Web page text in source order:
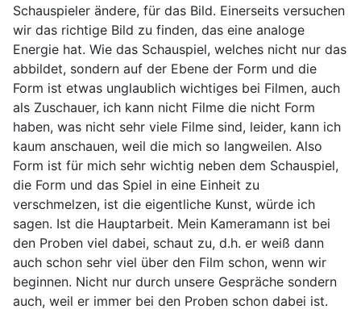
Schauspieler ändere, für das Bild. Einerseits versuchen
wir das richtige Bild zu finden, das eine analoge
Energie hat. Wie das Schauspiel, welches nicht nur das
abbildet, sondern auf der Ebene der Form und die
Form ist etwas unglaublich wichtiges bei Filmen, auch
als Zuschauer, ich kann nicht Filme die nicht Form
haben, was nicht sehr viele Filme sind, leider, kann ich
kaum anschauen, weil die mich so langweilen. Also
Form ist für mich sehr wichtig neben dem Schauspiel,
die Form und das Spiel in eine Einheit zu
verschmelzen, ist die eigentliche Kunst, würde ich
sagen. Ist die Hauptarbeit. Mein Kameramann ist bei
den Proben viel dabei, schaut zu, d.h. er weiß dann
auch schon sehr viel über den Film schon, wenn wir
beginnen. Nicht nur durch unsere Gespräche sondern
auch, weil er immer bei den Proben schon dabei ist.